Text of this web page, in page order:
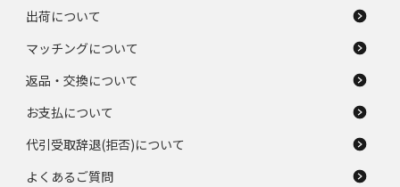
出荷について
マッチングについて
返品・交換について
お支払について
代引受取辞退(拒否)について
よくあるご質問